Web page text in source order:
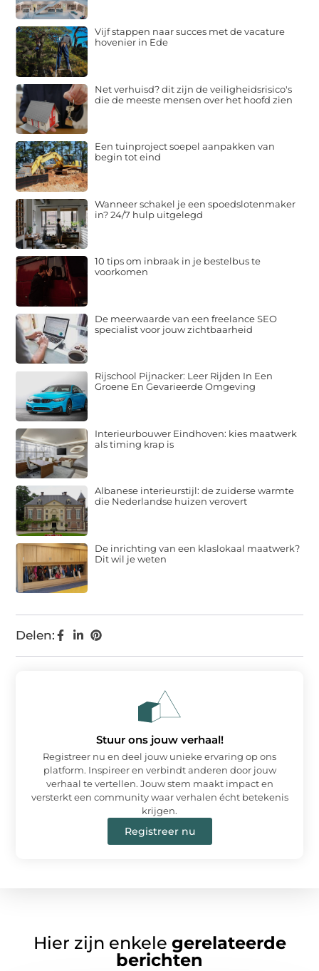
Delen:
Vijf stappen naar succes met de vacature
hovenier in Ede
Net verhuisd? dit zijn de veiligheidsrisico's
die de meeste mensen over het hoofd zien
Een tuinproject soepel aanpakken van
begin tot eind
Wanneer schakel je een spoedslotenmaker
in? 24/7 hulp uitgelegd
10 tips om inbraak in je bestelbus te
voorkomen
De meerwaarde van een freelance SEO
specialist voor jouw zichtbaarheid
Rijschool Pijnacker: Leer Rijden In Een
Groene En Gevarieerde Omgeving
Interieurbouwer Eindhoven: kies maatwerk
als timing krap is
Albanese interieurstijl: de zuiderse warmte
die Nederlandse huizen verovert
De inrichting van een klaslokaal maatwerk?
Dit wil je weten
Stuur ons jouw verhaal!
Registreer nu en deel jouw unieke ervaring op ons
platform. Inspireer en verbindt anderen door jouw
verhaal te vertellen. Jouw stem maakt impact en
versterkt een community waar verhalen écht betekenis
krijgen.
Registreer nu
Hier zijn enkele gerelateerde
berichten